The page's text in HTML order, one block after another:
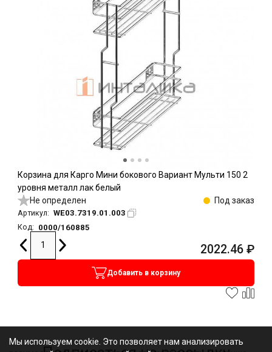
Корзина для Карго Мини бокового Вариант Мульти 150 2
уровня металл лак белый
Не определен
Под заказ
Артикул: WE03.7319.01.003
Код: 0000/160885
2022.46 ₽
Добавить в корзину
Мы используем cookie. Это позволяет нам анализировать